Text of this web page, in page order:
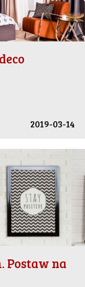
2019-03-14
Postaw na